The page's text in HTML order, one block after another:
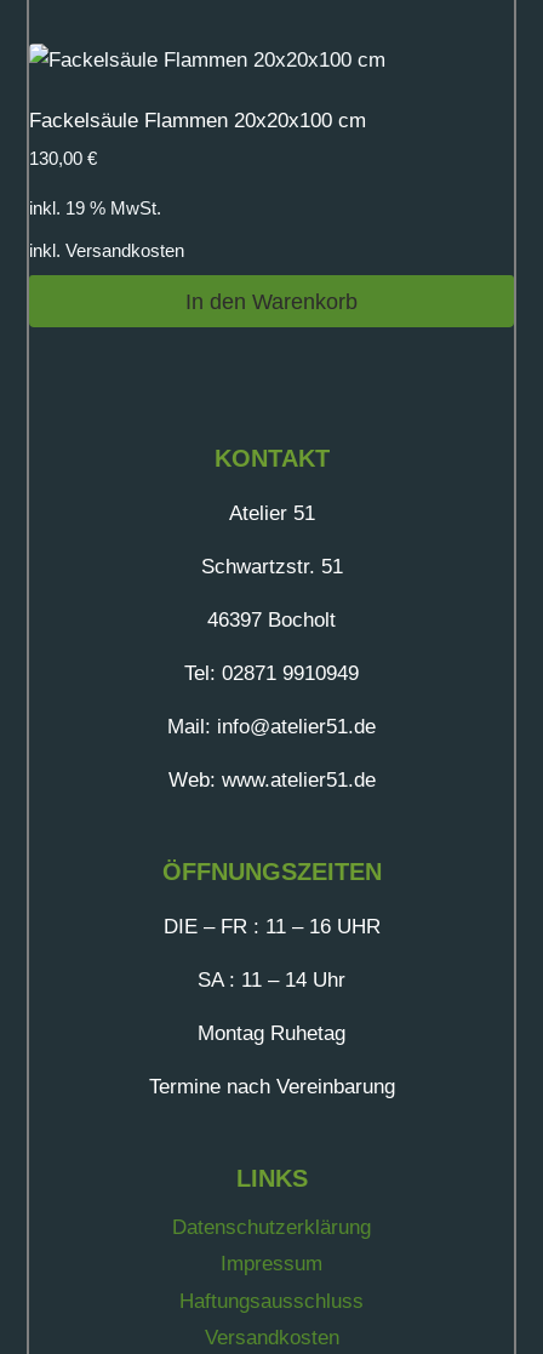
Fackelsäule Flammen 20x20x100 cm
130,00 €
inkl. 19 % MwSt.
inkl. Versandkosten
In den Warenkorb
KONTAKT
Atelier 51
Schwartzstr. 51
46397 Bocholt
Tel: 02871 9910949
Mail: info@atelier51.de
Web: www.atelier51.de
ÖFFNUNGSZEITEN
DIE – FR : 11 – 16 UHR
SA : 11 – 14 Uhr
Montag Ruhetag
Termine nach Vereinbarung
LINKS
Datenschutzerklärung
Impressum
Haftungsausschluss
Versandkosten